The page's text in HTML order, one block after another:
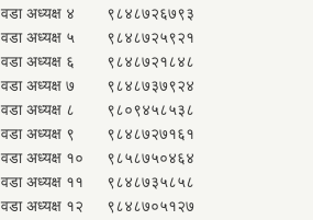
वडा अध्यक्ष ४
९८४८७२६७९३
वडा अध्यक्ष ५
९८४८७२५९२१
वडा अध्यक्ष ६
९८४८७२१८४८
वडा अध्यक्ष ७
९८४८७३७९२४
वडा अध्यक्ष ८
९८०९४५८५३८
वडा अध्यक्ष ९
९८४८७२७१६१
वडा अध्यक्ष १०
९८५८७५०४६४
वडा अध्यक्ष ११
९८४८७३५८५८
वडा अध्यक्ष १२ ९८४८७०५१२७